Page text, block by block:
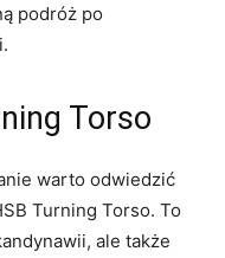
podróż po
Torso
warto odwiedzić
Turning Torso. To
ale także